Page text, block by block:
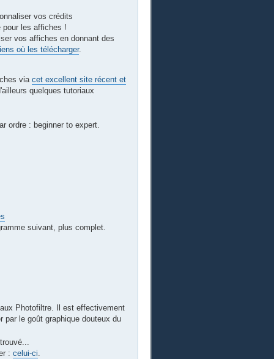
vos crédits
les affiches !
vos affiches en donnant des
où les télécharger.
via cet excellent site récent et
quelques tutoriaux
ordre : beginner to expert.
suivant, plus complet.
Photofiltre. Il est effectivement
le goût graphique douteux du
: celui-ci.